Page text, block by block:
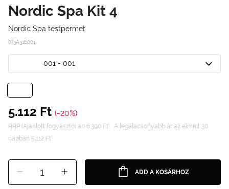
Nordic Spa Kit 4
Nordic Spa testpermet
0T3A31E001
001 - 001
5.112 Ft (-20%)
RRP (Ajánlott fogyasztói ár) 6.390 Ft
A legalacsonyabb ár az elmúlt 30
napban 5.112 Ft
1 ADD A KOSÁRHOZ